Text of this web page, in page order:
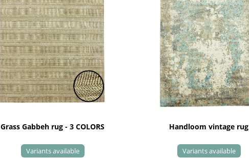
Grass Gabbeh rug - 3 COLORS
Variants available
Handloom vintage rug
Variants available